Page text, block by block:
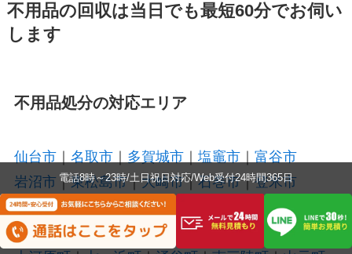
不用品の回収は当日でも最短60分でお伺い
します
不用品処分の対応エリア
仙台市｜ 名取市｜ 多賀城市｜ 塩竈市｜ 富谷市
岩沼市 ｜東松島市｜大崎市｜石巻市｜登米市
栗原市｜気仙沼市｜柴田町
亘理町
利府町｜角田市｜加美町 ｜美里町｜大和町
電話8時～23時/土日祝日対応/Web受付24時間365日